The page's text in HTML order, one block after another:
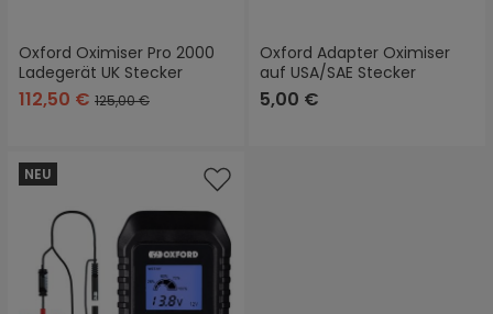
Oxford Oximiser Pro 2000
Ladegerät UK Stecker
112,50 € 125,00 €
Oxford Adapter Oximiser
auf USA/SAE Stecker
5,00 €
NEU